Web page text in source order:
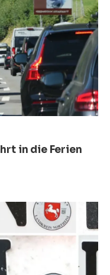
in die Ferien